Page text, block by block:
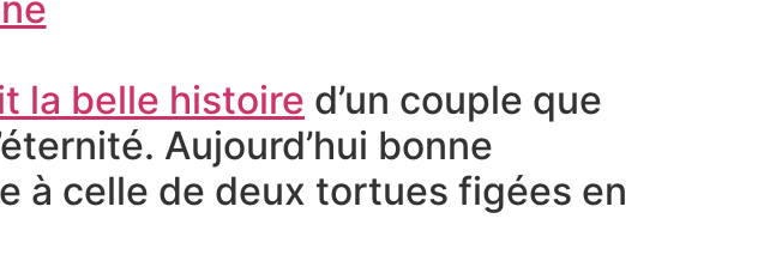
la belle histoire d’un couple que
Aujourd’hui bonne
à celle de deux tortues figées en